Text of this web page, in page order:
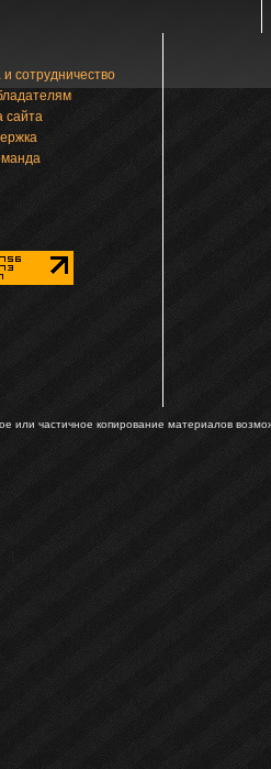
и сотрудничество
сайта
или частичное копирование материалов